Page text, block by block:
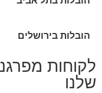
הובלות בירושלים
לקוחות
שלנו